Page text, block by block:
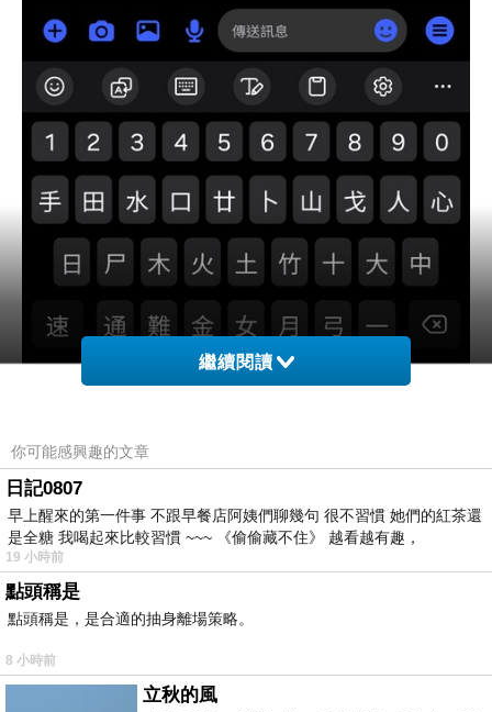
繼續閱讀
你可能感興趣的文章
日記0807
早上醒來的第一件事 不跟早餐店阿姨們聊幾句 很不習慣 她們的紅茶還
是全糖 我喝起來比較習慣 ~~~ 《偷偷藏不住》 越看越有趣，
19 小時前
點頭稱是
點頭稱是，是合適的抽身離場策略。
8 小時前
立秋的風